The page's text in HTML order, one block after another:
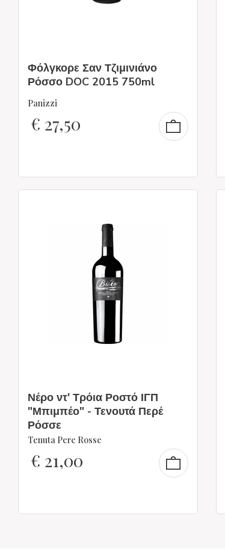
Φόλγκορε Σαν Τζιμινιάνο
Ρόσσο DOC 2015 750ml
Panizzi
€ 27,50
Νέρο ντ' Τρόια Ροστό ΙΓΠ
"Μπιμπέο" - Τενουτά Περέ
Ρόσσε
Tenuta Pere Rosse
€ 21,00